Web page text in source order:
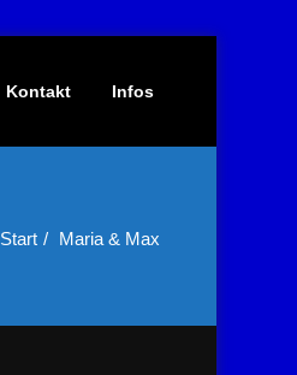
Kontakt Infos
Start Maria & Max